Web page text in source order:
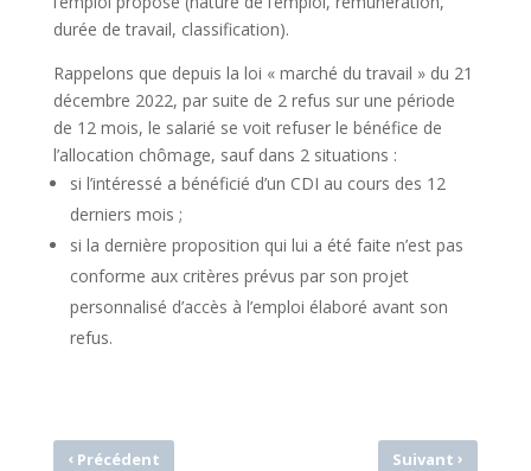
durée de travail, classification).
Rappelons que depuis la loi « marché du travail » du 21
décembre 2022, par suite de 2 refus sur une période
de 12 mois, le salarié se voit refuser le bénéfice de
l’allocation chômage, sauf dans 2 situations :
si l’intéressé a bénéficié d’un CDI au cours des 12
derniers mois ;
si la dernière proposition qui lui a été faite n’est pas
conforme aux critères prévus par son projet
personnalisé d’accès à l’emploi élaboré avant son
refus.
‹Précédent Suivant›